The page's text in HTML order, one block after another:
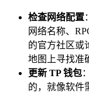
检查网络配置
网络名称、
的官方社区或
地图上寻找准
更新 TP 钱包
的，就像软件